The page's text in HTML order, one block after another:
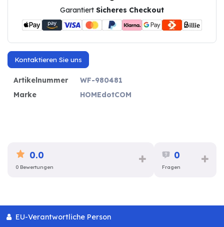
Garantiert Sicheres Checkout
Kontaktieren Sie uns
Artikelnummer
WF-980481
Marke
HOMEdotCOM
0.0
0 Bewertungen
0
Fragen
EU-Verantwortliche Person